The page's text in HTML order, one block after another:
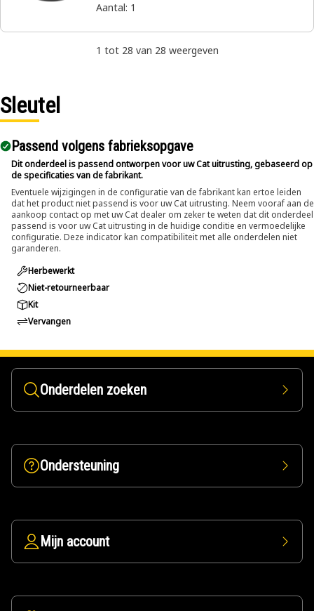
Aantal: 1
1 tot 28 van 28 weergeven
Sleutel
Passend volgens fabrieksopgave
Dit onderdeel is passend ontworpen voor uw Cat uitrusting, gebaseerd op
de specificaties van de fabrikant.
Eventuele wijzigingen in de configuratie van de fabrikant kan ertoe leiden
dat het product niet passend is voor uw Cat uitrusting. Neem vooraf aan de
aankoop contact op met uw Cat dealer om zeker te weten dat dit onderdeel
passend is voor uw Cat uitrusting in de huidige conditie en vermoedelijke
configuratie. Deze indicator kan compatibiliteit met alle onderdelen niet
garanderen.
Herbewerkt
Niet-retourneerbaar
Kit
Vervangen
Onderdelen zoeken
Ondersteuning
Mijn account